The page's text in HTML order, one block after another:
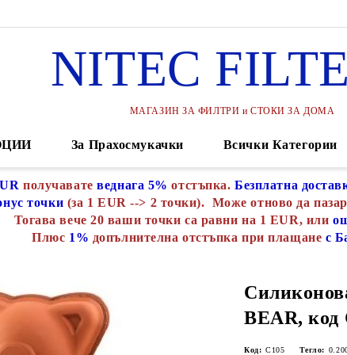
NITEC
МАГАЗИН ЗА ФИЛТРИ и СТОКИ ЗА ДОМА
За Прахосмукачки Всички Категории
получавате веднага 5% отстъпка.Безплатна
точки (за 1 EUR --> 2 точки). Може отново да
Тогава вече 20 ваши точки са равни на 1 EUR, или
Плюс 1% допълнителна отстъпка при плащане с
BEAR, код
Код: С105 Тегло: